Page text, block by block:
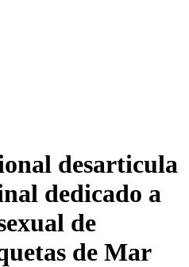
desarticula
dedicado a
de
de Mar